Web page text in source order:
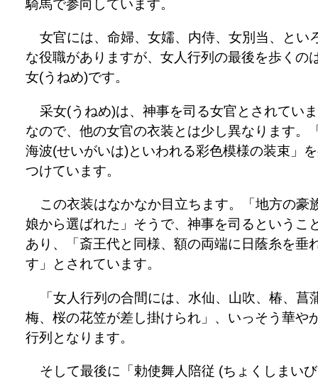
騎馬で参向しています。
女官には、命婦、女嬬、内侍、女別当、とい
な役職がありますが、女人行列の最後を歩くの
女(うねめ)です。
采女(うねめ)は、神事を司る女官とされてい
なので、他の女官の衣装とは少し異なります。
海波(せいがいは)といわれる彩色模様の装束」
つけています。
この衣装はなかなか目立ちます。「地方の豪
娘から選ばれた」そうで、神事を司るというこ
あり、「斎王代と同様、額の両端に日蔭糸を垂
す」とされています。
「女人行列の合間には、水仙、山吹、椿、菖
梅、桜の花笠が差し掛けられ」、いっそう華や
行列となります。
そして最後に「勅使舞人陪従 (ちょくしまい